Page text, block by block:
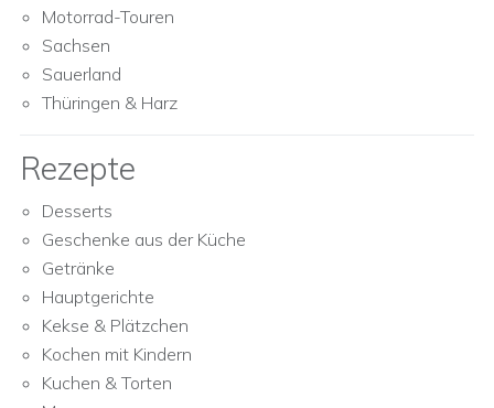
Motorrad-Touren
Sachsen
Sauerland
Thüringen & Harz
Rezepte
Desserts
Geschenke aus der Küche
Getränke
Hauptgerichte
Kekse & Plätzchen
Kochen mit Kindern
Kuchen & Torten